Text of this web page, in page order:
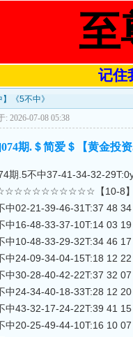
至
记住
《5不中》
: 2026-07-08 05:38
期.＄简爱＄【黄金投
期.5不中37-41-34-32-
【
中02-21-39-46-31T:37 48
中16-48-33-37-10T:14 03
中10-48-33-29-32T:34 46
中24-09-34-04-15T:18 12
中30-28-40-42-22T:37 32
中24-34-40-18-33T:28 12
中43-32-17-24-22T:39 41
中20-25-49-44-10T:16 10